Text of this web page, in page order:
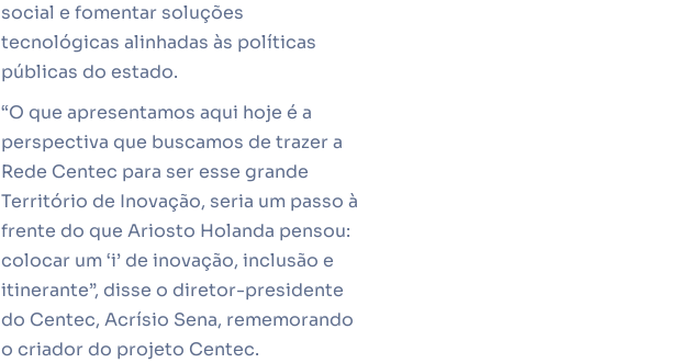
social e fomentar soluções
tecnológicas alinhadas às políticas
públicas do estado.
“O que apresentamos aqui hoje é a
perspectiva que buscamos de trazer a
Rede Centec para ser esse grande
Território de Inovação, seria um passo à
frente do que Ariosto Holanda pensou:
colocar um ‘i’ de inovação, inclusão e
itinerante”, disse o diretor-presidente
do Centec, Acrísio Sena, rememorando
o criador do projeto Centec.